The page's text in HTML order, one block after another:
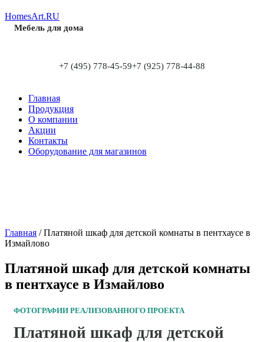
HomesArt.RU
Мебель для дома
+7 (495) 778-45-59+7 (925) 778-44-88
Главная
Продукция
О компании
Акции
Контакты
Оборудование для магазинов
Главная /Платяной шкаф для детской комнаты в пентхаусе в
Измайлово
Платяной шкаф для детской комнаты
в пентхаусе в Измайлово
ФОТОГРАФИИ РЕАЛИЗОВАННОГО ПРОЕКТА
Платяной шкаф для детской